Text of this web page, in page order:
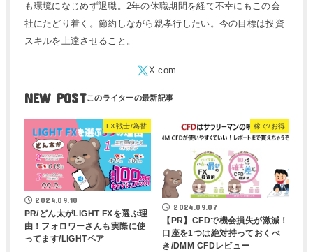
も環境になじめず退職。2年の休職期間を経て不幸にもこの会
社にたどり着く。節約しながら親孝行したい。今の目標は投資
スキルを上達させること。
NEW POST
FX戦士/為替
2024.09.10
PR/どん太がLIGHT FXを選ぶ理
由！フォロワーさんも実際に使
ってます/LIGHTペア
稼ぐ/お得
2024.09.07
【PR】CFDで機会損失が激減！
口座を1つは絶対持っておくべ
き/DMM CFDレビュー